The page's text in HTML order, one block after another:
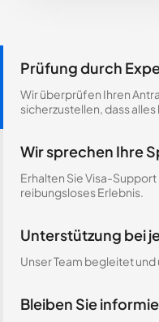
Prüfung durch
Wir überprüfen Ihren
sicherzustellen, dass
Wir sprechen Ihre
Erhalten Sie Visa-
reibungsloses Erlebnis.
Unterstützung bei
Unser Team begleitet
Bleiben Sie